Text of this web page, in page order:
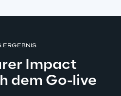
ERGEBNIS
Impact
dem Go-live